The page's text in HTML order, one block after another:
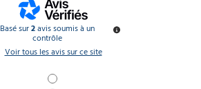
Basé sur2avis soumis à un
contrôle
Voir tous les avis sur ce site